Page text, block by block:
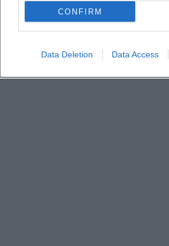
CONFIRM
Data Deletion Data Access